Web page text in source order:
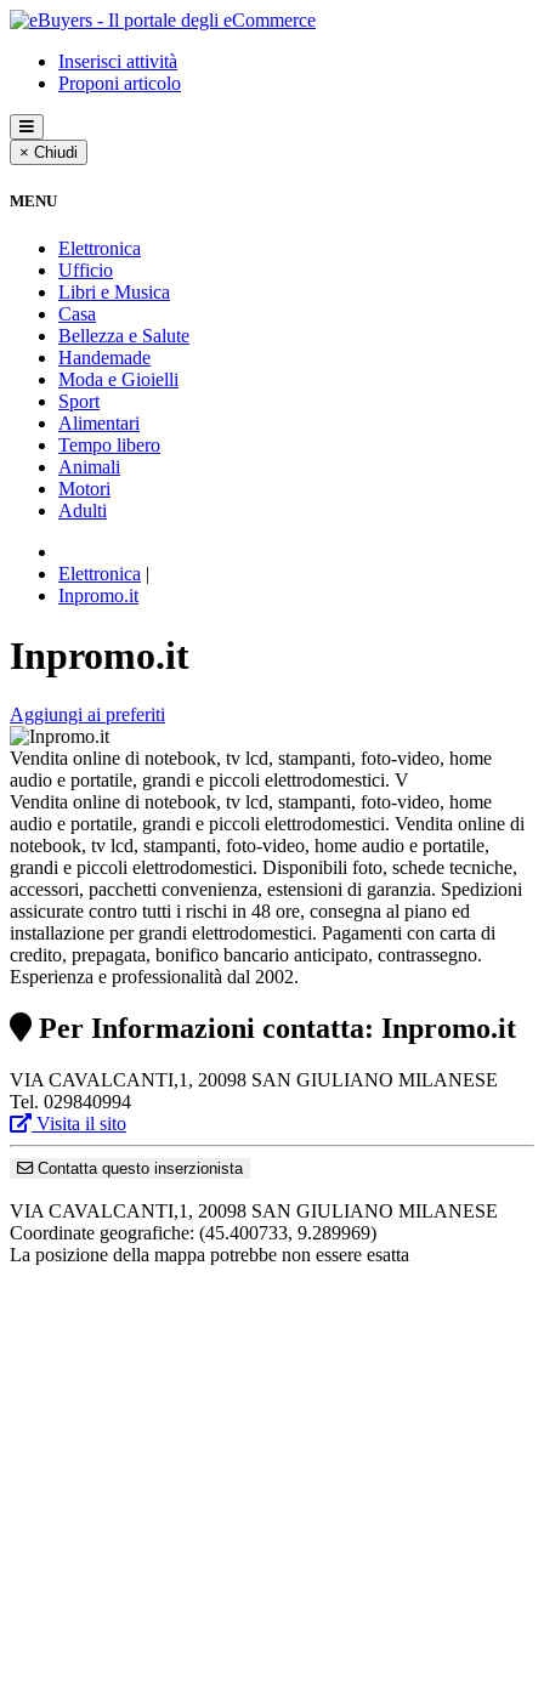
Inserisci attività
Proponi articolo
× Chiudi
MENU
Elettronica
Ufficio
Libri e Musica
Casa
Bellezza e Salute
Handemade
Moda e Gioielli
Sport
Alimentari
Tempo libero
Animali
Motori
Adulti
Elettronica |
Inpromo.it
Inpromo.it
Aggiungi ai preferiti
Vendita online di notebook, tv lcd, stampanti, foto-video, home
audio e portatile, grandi e piccoli elettrodomestici. V
Vendita online di notebook, tv lcd, stampanti, foto-video, home
audio e portatile, grandi e piccoli elettrodomestici. Vendita online di
notebook, tv lcd, stampanti, foto-video, home audio e portatile,
grandi e piccoli elettrodomestici. Disponibili foto, schede tecniche,
accessori, pacchetti convenienza, estensioni di garanzia. Spedizioni
assicurate contro tutti i rischi in 48 ore, consegna al piano ed
installazione per grandi elettrodomestici. Pagamenti con carta di
credito, prepagata, bonifico bancario anticipato, contrassegno.
Esperienza e professionalità dal 2002.
Per Informazioni contatta: Inpromo.it
VIA CAVALCANTI,1, 20098 SAN GIULIANO MILANESE
Tel. 029840994
Visita il sito
Contatta questo inserzionista
VIA CAVALCANTI,1, 20098 SAN GIULIANO MILANESE
Coordinate geografiche: (45.400733, 9.289969)
La posizione della mappa potrebbe non essere esatta